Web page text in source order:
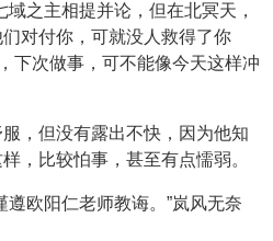
域之主相提并论，但在北冥天，
对付你，可就没人救得了你
下次做事，可不能像今天这样冲
，但没有露出不快，因为他知
，比较怕事，甚至有点懦弱。
遵欧阳仁老师教诲。”岚风无奈